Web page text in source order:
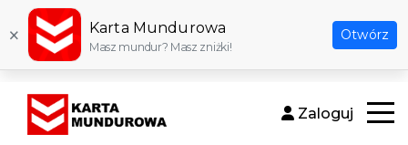
× Karta Mundurowa
Masz mundur? Masz zniżki!
Otwórz
Zaloguj